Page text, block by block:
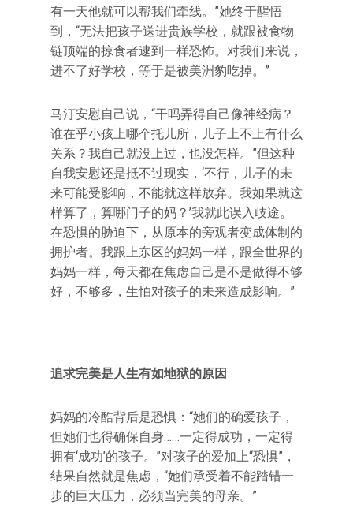
有一天他就可以帮我们牵线。”她终于醒悟
到，“无法把孩子送进贵族学校，就跟被食物
链顶端的掠食者逮到一样恐怖。对我们来说，
进不了好学校，等于是被美洲豹吃掉。”
马汀安慰自己说，“干吗弄得自己像神经病？
谁在乎小孩上哪个托儿所，儿子上不上有什么
关系？我自己就没上过，也没怎样。”但这种
自我安慰还是抵不过现实，‘不行，儿子的未
来可能受影响，不能就这样放弃。我如果就这
样算了，算哪门子的妈？’我就此误入歧途。
在恐惧的胁迫下，从原本的旁观者变成体制的
拥护者。我跟上东区的妈妈一样，跟全世界的
妈妈一样，每天都在焦虑自己是不是做得不够
好，不够多，生怕对孩子的未来造成影响。”
追求完美是人生有如地狱的原因
妈妈的冷酷背后是恐惧：“她们的确爱孩子，
但她们也得确保自身……一定得成功，一定得
拥有‘成功’的孩子。”对孩子的爱加上“恐惧”，
结果自然就是焦虑，“她们承受着不能踏错一
步的巨大压力，必须当完美的母亲。”